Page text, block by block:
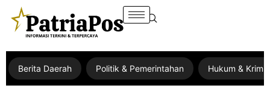
Berita Daerah Politik & Pemerintahan Hukum &